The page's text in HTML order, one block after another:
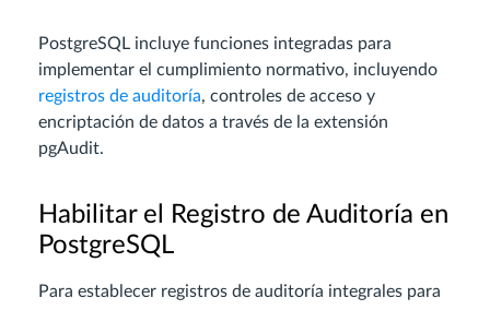
PostgreSQL incluye funciones integradas para
implementar el cumplimiento normativo, incluyendo
registros de auditoría, controles de acceso y
encriptación de datos a través de la extensión
pgAudit.
Habilitar el Registro de Auditoría en
PostgreSQL
Para establecer registros de auditoría integrales para